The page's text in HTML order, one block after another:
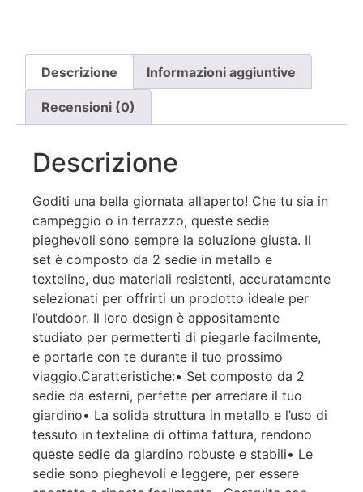
Descrizione Informazioni aggiuntive
Recensioni (0)
Descrizione
Goditi una bella giornata all’aperto! Che tu sia in
campeggio o in terrazzo, queste sedie
pieghevoli sono sempre la soluzione giusta. Il
set è composto da 2 sedie in metallo e
texteline, due materiali resistenti, accuratamente
selezionati per offrirti un prodotto ideale per
l’outdoor. Il loro design è appositamente
studiato per permetterti di piegarle facilmente,
e portarle con te durante il tuo prossimo
viaggio.Caratteristiche:• Set composto da 2
sedie da esterni, perfette per arredare il tuo
giardino• La solida struttura in metallo e l’uso di
tessuto in texteline di ottima fattura, rendono
queste sedie da giardino robuste e stabili• Le
sedie sono pieghevoli e leggere, per essere